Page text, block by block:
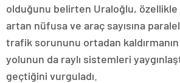
olduğunu belirten Uraloğlu,
artan nüfusa ve araç sayısına
trafik sorununu ortadan
yolunun da raylı sistemleri
geçtiğini vurguladı.